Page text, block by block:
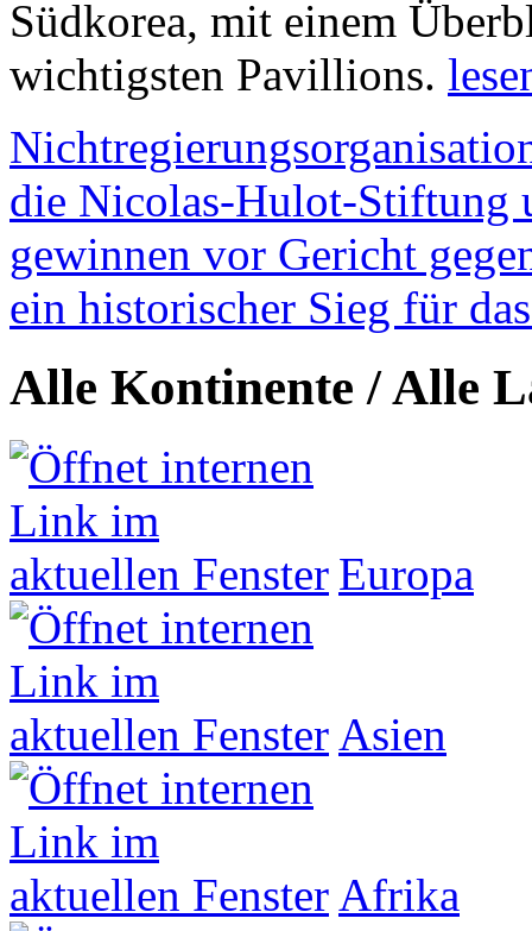
Südkorea, mit einem
wichtigsten Pavillions.
die Nicolas-Hulot-Stiftung
gewinnen vor Gericht
ein historischer Sieg für
Alle Kontinente / Alle
Europa
Asien
Afrika